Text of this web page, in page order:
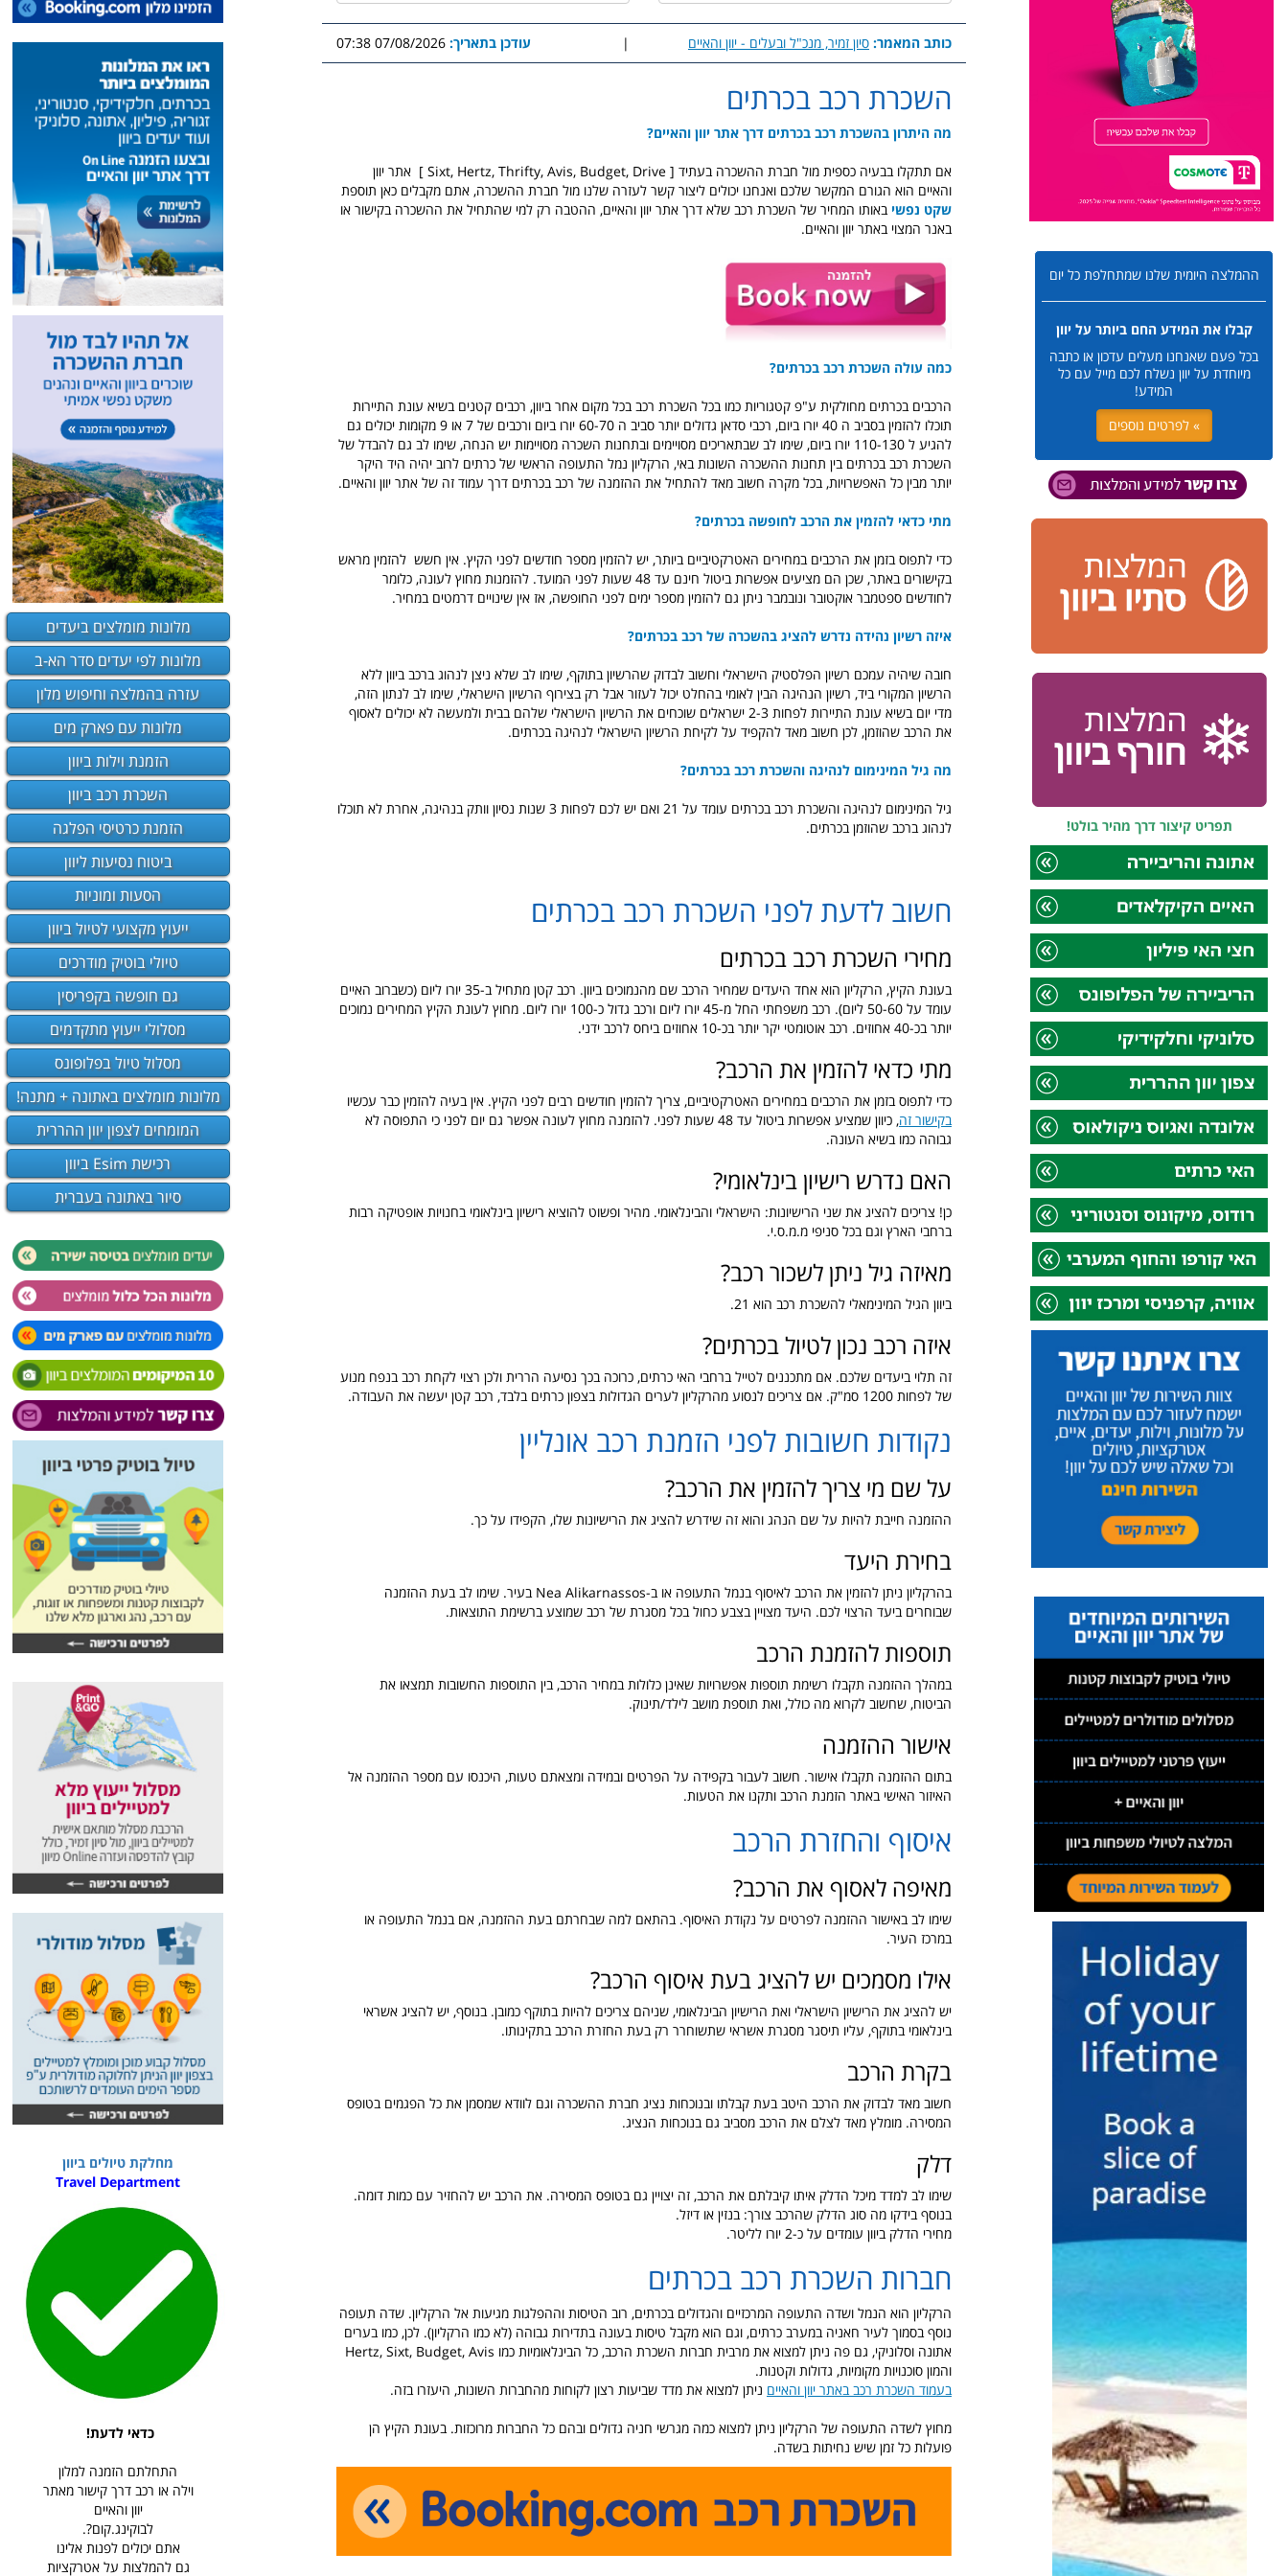
ההמלצה היומית שלנו שמתחלפת כל יום
קבלו את המידע החם ביותר על יוון
בכל פעם שאנחנו מעלים עדכון או כתבה
מיוחדת על יוון נשלח לכם מייל עם כל
המידע!
» לפרטים נוספים
תפריט קיצור דרך מהיר בולט!
כותב המאמר: סיון זמיר, מנכ"ל ובעלים - יוון והאיים | עודכן בתאריך: 07/08/2026 07:38
השכרת רכב בכרתים
מה היתרון בהשכרת רכב בכרתים דרך אתר יוון והאיים?
אם תתקלו בבעיה כספית מול חברת ההשכרה בעתיד [ Sixt, Hertz, Thrifty, Avis, Budget, Drive ]
אתר יוון
והאיים הוא הגורם המקשר שלכם ואנחנו יכולים ליצור קשר לעזרה שלנו מול חברת ההשכרה, אתם מקבלים כאן תוספת
שקט נפשי באותו המחיר של השכרת רכב שלא דרך אתר יוון והאיים, ההטבה רק למי שהתחיל את ההשכרה בקישור או
באנר המצוי באתר יוון והאיים.
כמה עולה השכרת רכב בכרתים?
הרכבים בכרתים מחולקית ע"פ קטגוריות כמו בכל השכרת רכב בכל מקום אחר ביוון, רכבים קטנים בשיא עונת התיירות
תוכלו להזמין בסביב ה 40 יורו ביום, רכבי סדאן גדולים יותר סביב ה 60-70 יורו ביום ורכבים של 7 או 9 מקומות יכולים גם
להגיע ל 110-130 יורו ביום, שימו לב שבתאריכים מסויימים ובתחנות השכרה מסויימות יש הנחה, שימו לב גם להבדל של
השכרת רכב בכרתים בין תחנות ההשכרה השונות באי, הרקליון נמל התעופה הראשי של כרתים לרוב יהיה היד היקר
יותר מבין כל האפשרויות, בכל מקרה חשוב מאד להתחיל את ההזמנה של רכב בכרתים דרך עמוד זה של אתר יוון והאיים.
מתי כדאי להזמין את הרכב לחופשה בכרתים?
כדי לתפוס בזמן את הרכבים במחירים האטרקטיביים ביותר, יש להזמין מספר חודשים לפני הקיץ. אין חשש להזמין מראש
בקישורים באתר, שכן הם מציעים אפשרות ביטול חינם עד 48 שעות לפני המועד. להזמנות מחוץ לעונה, כלומר
לחודשים ספטמבר אוקטובר ונובמבר ניתן גם להזמין מספר ימים לפני החופשה, אז אין שינויים דרמטים במחיר.
איזה רשיון נהידה נדרש להציג בהשכרה של רכב בכרתים?
חובה שיהיה עמכם רשיון הפלסטיק הישראלי וחשוב לבדוק שהרשיון בתוקף, שימו לב שלא ניצן לנהוג ברכב ביוון ללא
הרשיון המקורי ביד, רשיון הנהיגה הבין לאומי בהחלט יכול לעזור אבל רק בצירוף הרשיון הישראלי, שימו לב לנתון הזה,
מדי יום בשיא עונת התיירות לפחות 2-3 ישראלים שוכחים את הרשיון הישראלי שלהם בבית ולמעשה לא יכולים לאסוף
את הרכב שהוזמן, לכן חשוב מאד להקפיד על לקיחת הרשיון הישראלי לנהיגה בכרתים.
מה גיל המינימום לנהיגה והשכרת רכב בכרתים?
גיל המינימום לנהיגה והשכרת רכב בכרתים עומד על 21 ואם יש לכם לפחות 3 שנות נסיון וותק בנהיגה, אחרת לא תוכלו
לנהוג ברכב שהוזמן בכרתים.
חשוב לדעת לפני השכרת רכב בכרתים
מחירי השכרת רכב בכרתים
בעונת הקיץ, הרקליון הוא אחד היעדים שמחיר הרכב שם מהנמוכים ביוון. רכב קטן מתחיל ב-35 יורו ליום (כשברוב האיים
עומד על 50-60 ליום). רכב משפחתי החל מ-45 יורו ליום ורכב גדול כ-100 יורו ליום. מחוץ לעונת הקיץ המחירים נמוכים
יותר בכ-40 אחוזים. רכב אוטומטי יקר יותר בכ-10 אחוזים ביחס לרכב ידני.
מתי כדאי להזמין את הרכב?
כדי לתפוס בזמן את הרכבים במחירים האטרקטיביים, צריך להזמין חודשים רבים לפני הקיץ. אין בעיה להזמין כבר עכשיו
בקישור זה
, כיוון שמציע אפשרות ביטול עד 48 שעות לפני. להזמנה מחוץ לעונה אפשר גם יום לפני כי התפוסה לא
גבוהה כמו בשיא העונה.
האם נדרש רישיון בינלאומי?
כן! צריכים להציג את שני הרישיונות: הישראלי והבינלאומי. מהיר ופשוט להוציא רישיון בינלאומי בחנויות אופטיקה רבות
ברחבי הארץ וגם בכל סניפי מ.מ.ס.י.
מאיזה גיל ניתן לשכור רכב?
ביוון הגיל המינימאלי להשכרת רכב הוא 21.
איזה רכב נכון לטיול בכרתים?
זה תלוי ביעדים שלכם. אם מתכננים לטייל ברחבי האי כרתים, כרוכה בכך נסיעה הררית ולכן רצוי לקחת רכב בנפח מנוע
של לפחות 1200 סמ"ק. אם צריכים לנסוע מהרקליון לערים הגדולות בצפון כרתים בלבד, רכב קטן יעשה את העבודה.
נקודות חשובות לפני הזמנת רכב אונליין
על שם מי צריך להזמין את הרכב?
ההזמנה חייבת להיות על שם הנהג והוא זה שידרש להציג את הרישיונות שלו, הקפידו על כך.
בחירת היעד
בהרקליון ניתן להזמין את הרכב לאיסוף בנמל התעופה או ב-Nea Alikarnassos בעיר. שימו לב בעת ההזמנה
שבוחרים ביעד הרצוי לכם. היעד מצויין בצבע כחול בכל מסגרת של רכב שמוצע ברשימת התוצאות.
תוספות להזמנת הרכב
במהלך ההזמנה תקבלו רשימת תוספות אפשרויות שאינן כלולות במחיר הרכב, בין התוספות החשובות תמצאו את
הביטוח, שחשוב לקרוא מה כולל, ואת תוספת מושב לילד/תינוק.
אישור ההזמנה
בתום ההזמנה תקבלו אישור. חשוב לעבור בקפידה על הפרטים ובמידה ומצאתם טעות, היכנסו עם מספר ההזמנה אל
האיזור האישי באתר הזמנת הרכב ותקנו את הטעות.
איסוף והחזרת הרכב
מאיפה לאסוף את הרכב?
שימו לב באישור ההזמנה לפרטים על נקודת האיסוף. בהתאם למה שבחרתם בעת ההזמנה, אם בנמל התעופה או
במרכז העיר.
אילו מסמכים יש להציג בעת איסוף הרכב?
יש להציג את הרישיון הישראלי ואת הרישיון הבינלאומי, שניהם צריכים להיות בתוקף כמובן. בנוסף, יש להציג אשראי
בינלאומי בתוקף, עליו תיסגר מסגרת אשראי שתשוחרר רק בעת החזרת הרכב בתקינותו.
בקרת הרכב
חשוב מאד לבדוק את הרכב היטב בעת קבלתו ובנוכחות נציג חברת ההשכרה וגם לוודא שמסמן את כל הפגמים בטופס
המסירה. מומלץ מאד לצלם את הרכב מסביב גם בנוכחות הנציג.
דלק
שימו לב למדד מיכל הדלק איתו קיבלתם את הרכב, זה יצויין גם בטופס המסירה. את הרכב יש להחזיר עם כמות דומה.
בנוסף בידקו מה סוג הדלק שהרכב צורך: בנזין או דיזל.
מחירי הדלק ביוון עומדים על כ-2 יורו לליטר.
חברות השכרת רכב בכרתים
הרקליון הוא הנמל ושדה התעופה המרכזיים והגדולים בכרתים, רוב הטיסות וההפלגות מגיעות אל הרקליון. שדה תעופה
נוסף בסמוך לעיר חאניה במערב כרתים, וגם הוא מקבל טיסות בעונה בתדירות גבוהה (לא כמו הרקליון). לכן, כמו בערים
אתונה וסלוניקי, גם פה ניתן למצוא את מרבית חברות השכרת הרכב, כל הבינלאומיות כמו Hertz, Sixt, Budget, Avis
והמון סוכנויות מקומיות, גדולות וקטנות.
בעמוד השכרת רכב באתר יוון והאיים ניתן למצוא את מדד שביעות רצון לקוחות מהחברות השונות, היעזרו בזה.
מחוץ לשדה התעופה של הרקליון ניתן למצוא כמה מגרשי חניה גדולים ובהם כל החברות מרוכזות. בעונת הקיץ הן
פועלות כל זמן שיש נחיתות בשדה.
מלונות מומלצים ביעדים
מלונות לפי יעדים סדר הא-ב
עזרה בהמלצה וחיפוש מלון
מלונות עם פארק מים
הזמנת וילות ביוון
השכרת רכב ביוון
הזמנת כרטיסי הפלגה
ביטוח נסיעות ליוון
הסעות ומוניות
ייעוץ מקצועי לטיול ביוון
טיולי בוטיק מודרכים
גם חופשה בקפריסין
מסלולי ייעוץ מתקדמים
מסלול טיול בפלופונס
מלונות מומלצים באתונה + מתנה!
המומחים לצפון יוון ההררית
רכישת Esim ביוון
סיור באתונה בעברית
מחלקת טיולים ביוון
Travel Department
כדאי לדעת!
התחלתם הזמנה למלון
וילה או רכב דרך קישור מאתר
יוון והאיים
לבוקינג.קום?.
אתם יכולים לפנות אלינו
גם להמלצות על אטרקציות